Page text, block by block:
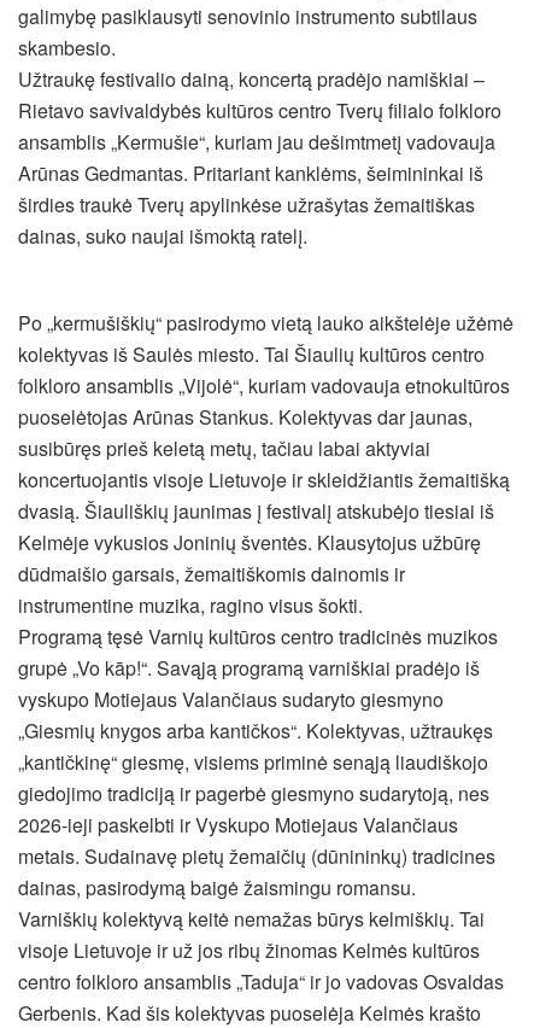
galimybę pasiklausyti senovinio instrumento subtilaus
skambesio.
Užtraukę festivalio dainą, koncertą pradėjo namiškiai –
Rietavo savivaldybės kultūros centro Tverų filialo folkloro
ansamblis „Kermušie“, kuriam jau dešimtmetį vadovauja
Arūnas Gedmantas. Pritariant kanklėms, šeimininkai iš
širdies traukė Tverų apylinkėse užrašytas žemaitiškas
dainas, suko naujai išmoktą ratelį.
Po „kermušiškių“ pasirodymo vietą lauko aikštelėje užėmė
kolektyvas iš Saulės miesto. Tai Šiaulių kultūros centro
folkloro ansamblis „Vijolė“, kuriam vadovauja etnokultūros
puoselėtojas Arūnas Stankus. Kolektyvas dar jaunas,
susibūręs prieš keletą metų, tačiau labai aktyviai
koncertuojantis visoje Lietuvoje ir skleidžiantis žemaitišką
dvasią. Šiauliškių jaunimas į festivalį atskubėjo tiesiai iš
Kelmėje vykusios Joninių šventės. Klausytojus užbūrę
dūdmaišio garsais, žemaitiškomis dainomis ir
instrumentine muzika, ragino visus šokti.
Programą tęsė Varnių kultūros centro tradicinės muzikos
grupė „Vo kāp!“. Savąją programą varniškiai pradėjo iš
vyskupo Motiejaus Valančiaus sudaryto giesmyno
„Giesmių knygos arba kantičkos“. Kolektyvas, užtraukęs
„kantičkinę“ giesmę, visiems priminė senąją liaudiškojo
giedojimo tradiciją ir pagerbė giesmyno sudarytoją, nes
2026-ieji paskelbti ir Vyskupo Motiejaus Valančiaus
metais. Sudainavę pietų žemaičių (dūnininkų) tradicines
dainas, pasirodymą baigė žaismingu romansu.
Varniškių kolektyvą keitė nemažas būrys kelmiškių. Tai
visoje Lietuvoje ir už jos ribų žinomas Kelmės kultūros
centro folkloro ansamblis „Taduja“ ir jo vadovas Osvaldas
Gerbenis. Kad šis kolektyvas puoselėja Kelmės krašto